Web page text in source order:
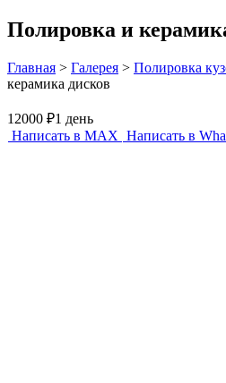
Полировка и
Главная > Галерея > Полировка
керамика дисков
12000 ₽1 день
Написать в MAX Написать в